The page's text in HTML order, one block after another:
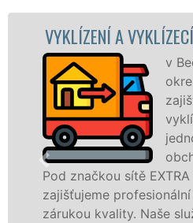
PRÁCE BEDIHOŠŤ
a celém
Prostějov
služby
a to jak pro
tak pro
společnosti.
VYKLÍZENÍ
a kvalitní servis se
poskytujeme